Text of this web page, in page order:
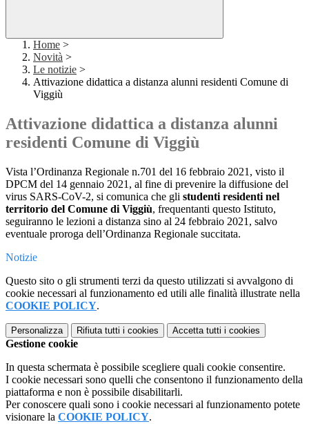
Home >
Novità >
Le notizie >
Attivazione didattica a distanza alunni residenti Comune di
Viggiù
Attivazione didattica a distanza alunni
residenti Comune di Viggiù
Vista l’Ordinanza Regionale n.701 del 16 febbraio 2021, visto il
DPCM del 14 gennaio 2021, al fine di prevenire la diffusione del
virus SARS-CoV-2, si comunica che gli studenti residenti nel
territorio del Comune di Viggiù, frequentanti questo Istituto,
seguiranno le lezioni a distanza sino al 24 febbraio 2021, salvo
eventuale proroga dell’Ordinanza Regionale succitata.
Notizie
Questo sito o gli strumenti terzi da questo utilizzati si avvalgono di
cookie necessari al funzionamento ed utili alle finalità illustrate nella
COOKIE POLICY.
Personalizza Rifiuta tutti i cookies Accetta tutti i cookies
Gestione cookie
In questa schermata è possibile scegliere quali cookie consentire.
I cookie necessari sono quelli che consentono il funzionamento della
piattaforma e non è possibile disabilitarli.
Per conoscere quali sono i cookie necessari al funzionamento potete
visionare la COOKIE POLICY.